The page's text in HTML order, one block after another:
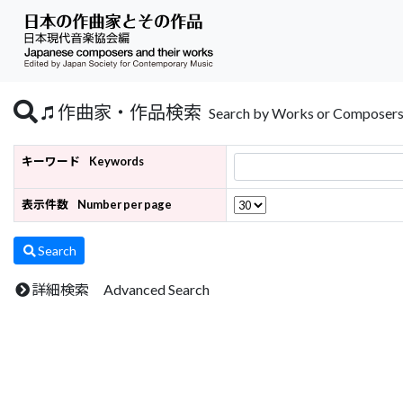
作曲家・作品検索 Search by Works or Composers
キーワード Keywords
表示件数 Number per page
Search
詳細検索 Advanced Search